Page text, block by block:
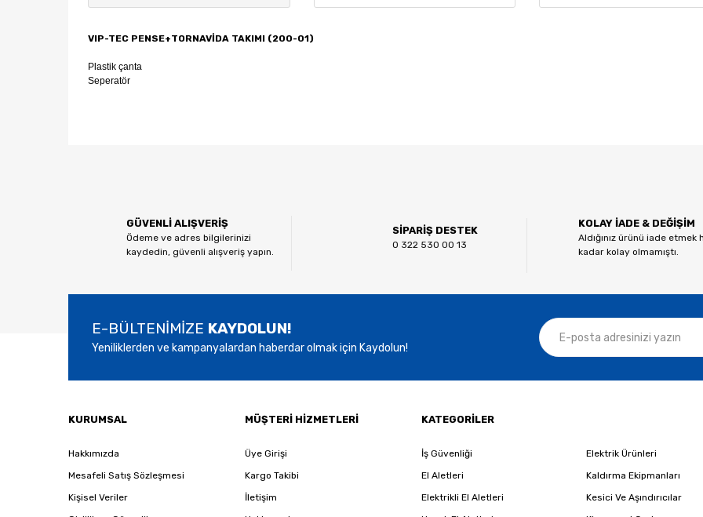
VIP-TEC PENSE+TORNAVİDA TAKIMI (200-01)
Plastik çanta
Seperatör
Ürün açıklamasında eksik bilgiler bulunuyor.
Ürün bilgilerinde hatalar bulunuyor.
GÜVENLİ ALIŞVERİŞ
Ödeme ve adres bilgilerinizi
kaydedin, güvenli alışveriş yapın.
SİPARİŞ DESTEK
0 322 530 00 13
KOLAY İADE & DEĞİŞİM
Aldığınız ürünü iade etmek
kadar kolay olmamıştı.
E-BÜLTENİMİZE KAYDOLUN!
Yeniliklerden ve kampanyalardan haberdar olmak için Kaydolun!
KURUMSAL
Hakkımızda
Mesafeli Satış Sözleşmesi
Kişisel Veriler
MÜŞTERİ HİZMETLERİ
Üye Girişi
Kargo Takibi
İletişim
KATEGORİLER
İş Güvenliği
Elektrik Ürünleri
El Aletleri
Kaldırma Ekipmanları
Elektrikli El Aletleri
Kesici Ve Aşındırıcılar